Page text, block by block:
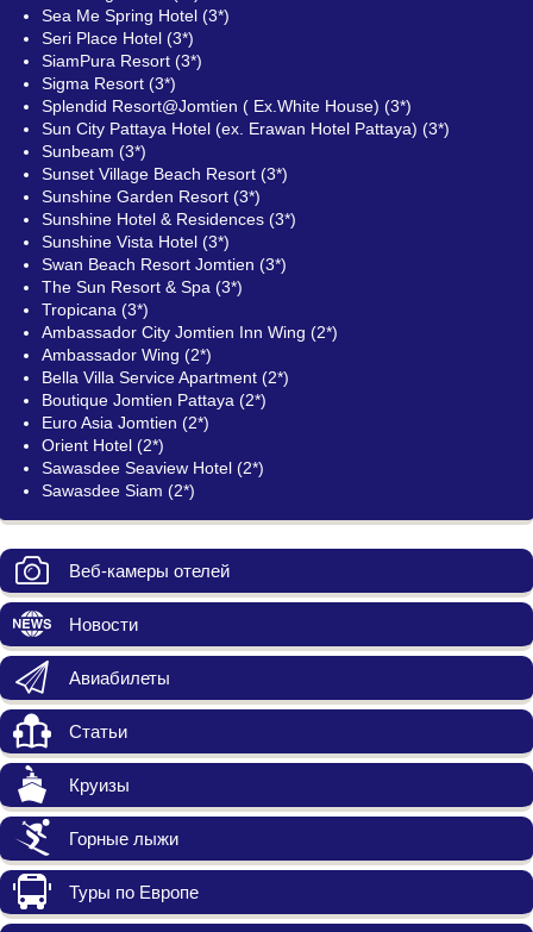
Sea Me Spring Hotel (3*)
Seri Place Hotel (3*)
SiamPura Resort (3*)
Sigma Resort (3*)
Splendid Resort@Jomtien ( Ex.White House) (3*)
Sun City Pattaya Hotel (ex. Erawan Hotel Pattaya) (3*)
Sunbeam (3*)
Sunset Village Beach Resort (3*)
Sunshine Garden Resort (3*)
Sunshine Hotel & Residences (3*)
Sunshine Vista Hotel (3*)
Swan Beach Resort Jomtien (3*)
The Sun Resort & Spa (3*)
Tropicana (3*)
Ambassador City Jomtien Inn Wing (2*)
Ambassador Wing (2*)
Bella Villa Service Apartment (2*)
Boutique Jomtien Pattaya (2*)
Euro Asia Jomtien (2*)
Orient Hotel (2*)
Sawasdee Seaview Hotel (2*)
Sawasdee Siam (2*)
Веб-камеры отелей
Новости
Авиабилеты
Статьи
Круизы
Горные лыжи
Туры по Европе